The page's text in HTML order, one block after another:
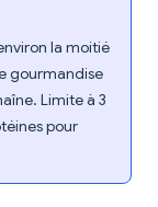
la moitié
gourmandise
Limite à 3
pour